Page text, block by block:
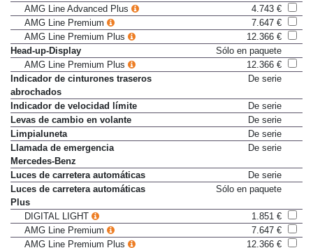
AMG Line Advanced
2.819 €
AMG Line Advanced Plus
4.743 €
AMG Line Premium
7.647 €
AMG Line Premium Plus
12.366 €
Head-up-Display
Sólo en paquete
AMG Line Premium Plus
12.366 €
Indicador de cinturones traseros
abrochados
Indicador de velocidad límite
De serie
Levas de cambio en volante
De serie
Limpialuneta
De serie
Llamada de emergencia
Mercedes-Benz
Luces de carretera automáticas
De serie
Luces de carretera automáticas
Plus
DIGITAL LIGHT
1.851 €
AMG Line Premium
7.647 €